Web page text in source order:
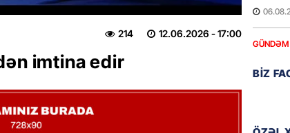
12.06.2026 - 17:00
214
imtina edir
GÜNDƏM
GÜNDƏM
BIZ